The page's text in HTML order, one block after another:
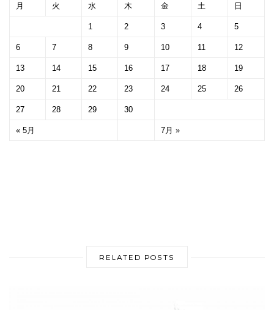
月 火 水 木 金 土 日
« 5月 7月 »
1 2 3 4 5
6 7 8 9 10 11 12
13 14 15 16 17 18 19
20 21 22 23 24 25 26
27 28 29 30
RELATED POSTS